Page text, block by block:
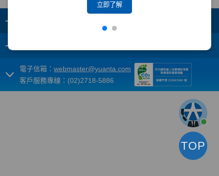
立即了解
+
+
電子信箱： webmaster@yuanta.com
客戶服務專線：(02)2718-5886
TOP